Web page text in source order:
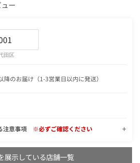
ー
田区
降のお届け（1-3営業日以内に発送）
注意事項 ※必ずご確認ください
展示している店舗一覧